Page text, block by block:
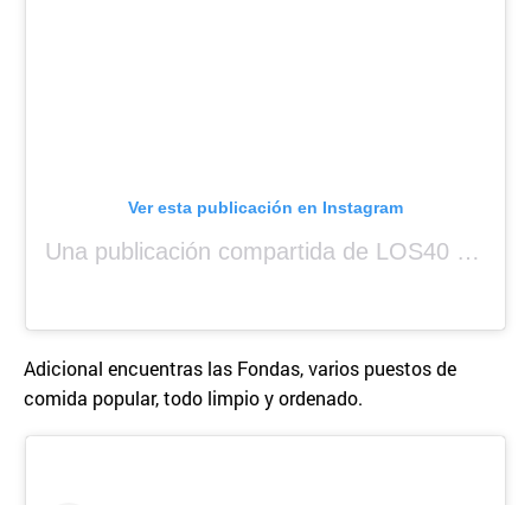
Ver esta publicación en Instagram
Una publicación compartida de LOS40 Panamá 🇵🇦 🎙️🎶 (@los40panama)
Adicional encuentras las Fondas, varios puestos de
comida popular, todo limpio y ordenado.